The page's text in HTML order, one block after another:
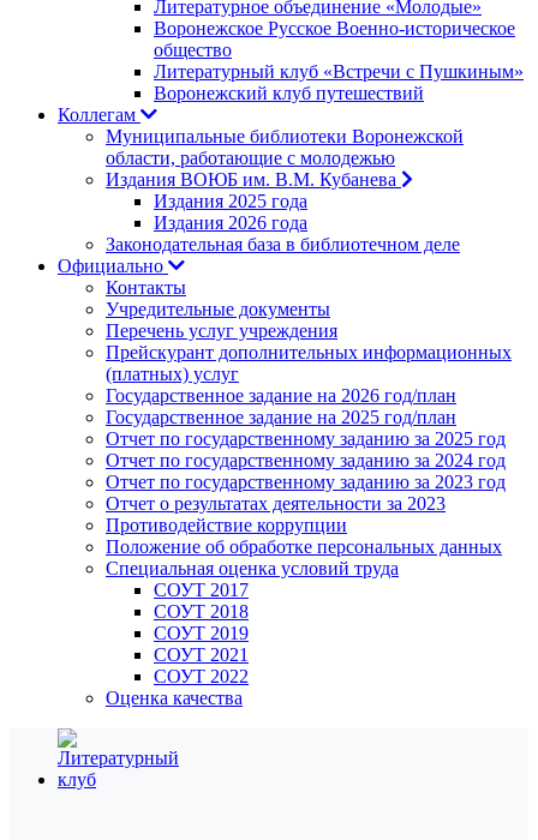
Литературное объединение «Молодые»
Воронежское Русское Военно-историческое
общество
Литературный клуб «Встречи с Пушкиным»
Воронежский клуб путешествий
Коллегам
Муниципальные библиотеки Воронежской
области, работающие с молодежью
Издания ВОЮБ им. В.М. Кубанева
Издания 2025 года
Издания 2026 года
Законодательная база в библиотечном деле
Официально
Контакты
Учредительные документы
Перечень услуг учреждения
Прейскурант дополнительных информационных
(платных) услуг
Государственное задание на 2026 год/план
Государственное задание на 2025 год/план
Отчет по государственному заданию за 2025 год
Отчет по государственному заданию за 2024 год
Отчет по государственному заданию за 2023 год
Отчет о результатах деятельности за 2023
Противодействие коррупции
Положение об обработке персональных данных
Специальная оценка условий труда
СОУТ 2017
СОУТ 2018
СОУТ 2019
СОУТ 2021
СОУТ 2022
Оценка качества